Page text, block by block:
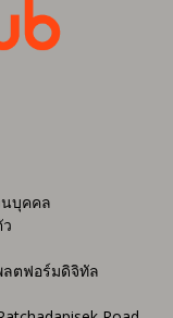
บุคคล
ลตฟอร์มดิจิทัล